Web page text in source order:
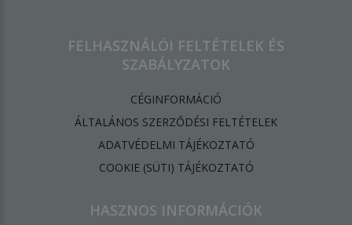
FELHASZNÁLÓI FELTÉTELEK ÉS
SZABÁLYZATOK
CÉGINFORMÁCIÓ
ÁLTALÁNOS SZERZŐDÉSI FELTÉTELEK
ADATVÉDELMI TÁJÉKOZTATÓ
​COOKIE (SÜTI) TÁJÉKOZTATÓ
HASZNOS INFORMÁCIÓK